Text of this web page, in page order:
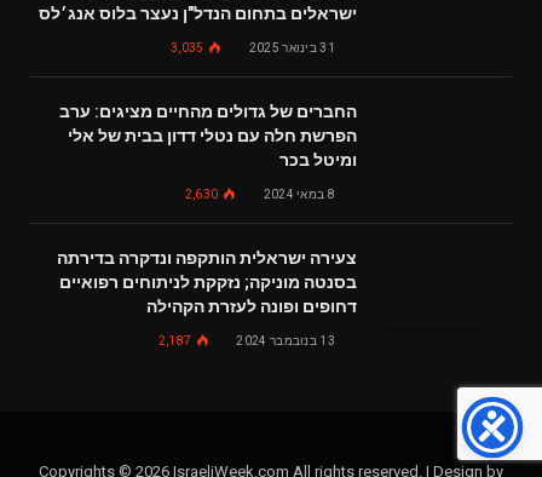
ישראלים בתחום הנדל"ן נעצר בלוס אנג׳לס
31 בינואר 2025 3,035
החברים של גדולים מהחיים מציגים: ערב
הפרשת חלה עם נטלי דדון בבית של אלי
ומיטל בכר
8 במאי 2024 2,630
צעירה ישראלית הותקפה ונדקרה בדירתה
בסנטה מוניקה; נזקקת לניתוחים רפואיים
דחופים ופונה לעזרת הקהילה
13 בנובמבר 2024 2,187
Copyrights © 2026 IsraeliWeek.com All rights reserved. | Design by